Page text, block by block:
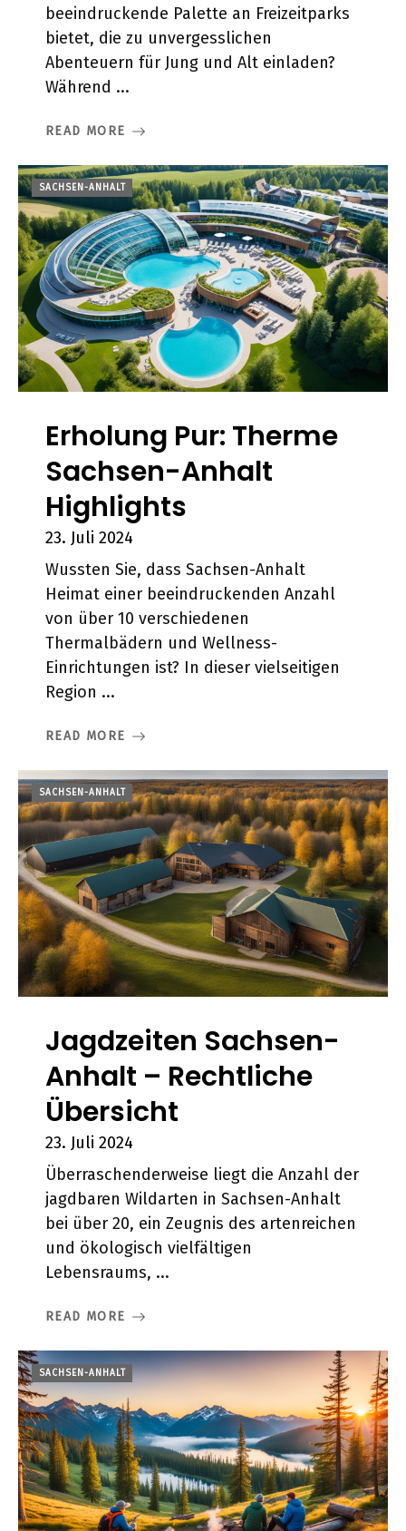
beeindruckende Palette an Freizeitparks
bietet, die zu unvergesslichen
Abenteuern für Jung und Alt einladen?
Während ...
READ MORE
SACHSEN-ANHALT
Erholung Pur: Therme
Sachsen-Anhalt
Highlights
23. Juli 2024
Wussten Sie, dass Sachsen-Anhalt
Heimat einer beeindruckenden Anzahl
von über 10 verschiedenen
Thermalbädern und Wellness-
Einrichtungen ist? In dieser vielseitigen
Region ...
READ MORE
SACHSEN-ANHALT
Jagdzeiten Sachsen-
Anhalt – Rechtliche
Übersicht
23. Juli 2024
Überraschenderweise liegt die Anzahl der
jagdbaren Wildarten in Sachsen-Anhalt
bei über 20, ein Zeugnis des artenreichen
und ökologisch vielfältigen
Lebensraums, ...
READ MORE
SACHSEN-ANHALT